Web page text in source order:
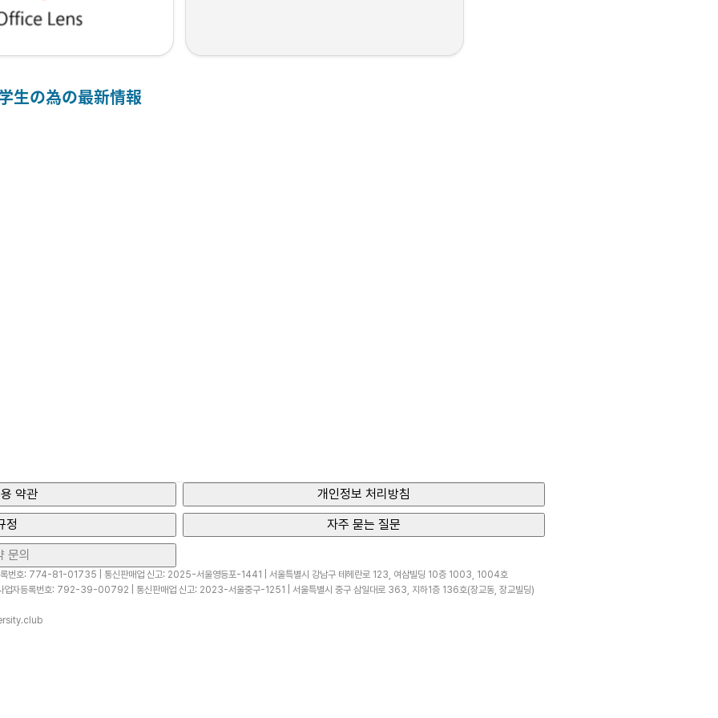
生の為の最新情報
약관
개인정보 처리방침
정
자주 묻는 질문
문의
록번호: 774-81-01735 | 통신판매업 신고: 2025-서울영등포-1441 | 서울특별시 강남구 테헤란로 123, 여삼빌딩 10층 1003, 1004호
사업자등록번호: 792-39-00792 | 통신판매업 신고: 2023-서울중구-1251 | 서울특별시 중구 삼일대로 363, 지하1층 136호(장교동, 장교빌딩)